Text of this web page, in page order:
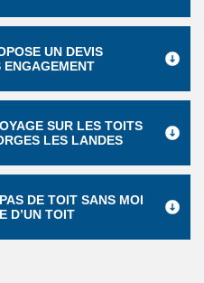
UN DEVIS
ENGAGEMENT
SUR LES TOITS
LES LANDES
DE TOIT SANS MOI
D’UN TOIT